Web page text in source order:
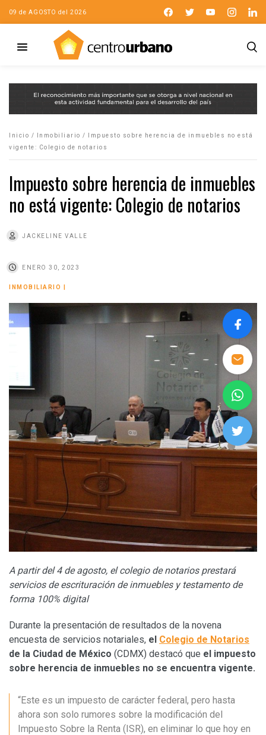
09 de AGOSTO del 2026
Inicio / Inmobiliario /
Impuesto sobre herencia de inmuebles no está
vigente: Colegio de notarios
Impuesto sobre herencia de inmuebles
no está vigente: Colegio de notarios
JACKELINE VALLE
ENERO 30, 2023
INMOBILIARIO
A partir del 4 de agosto, el colegio de notarios prestará
servicios de escrituración de inmuebles y testamento de
forma 100% digital
Durante la presentación de resultados de la novena
encuesta de servicios notariales, el Colegio de Notarios
de la Ciudad de México (CDMX) destacó que el impuesto
sobre herencia de inmuebles no se encuentra vigente.
“Este es un impuesto de carácter federal, pero hasta
ahora son solo rumores sobre la modificación del
Impuesto Sobre la Renta (ISR), en eliminar lo que hoy en